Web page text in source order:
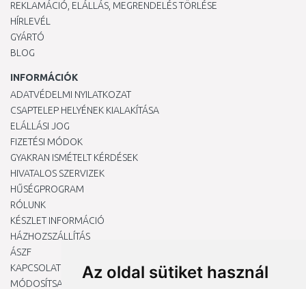
Az oldal sütiket használ
REKLAMÁCIÓ, ELÁLLÁS, MEGRENDELÉS TÖRLÉSE
HÍRLEVÉL
GYÁRTÓ
BLOG
INFORMÁCIÓK
ADATVÉDELMI NYILATKOZAT
CSAPTELEP HELYÉNEK KIALAKÍTÁSA
ELÁLLÁSI JOG
FIZETÉSI MÓDOK
GYAKRAN ISMÉTELT KÉRDÉSEK
HIVATALOS SZERVIZEK
HŰSÉGPROGRAM
RÓLUNK
KÉSZLET INFORMÁCIÓ
HÁZHOZSZÁLLÍTÁS
ÁSZF
KAPCSOLAT
MÓDOSÍTSA A COOKIE-BEÁLLÍTÁSAIMAT